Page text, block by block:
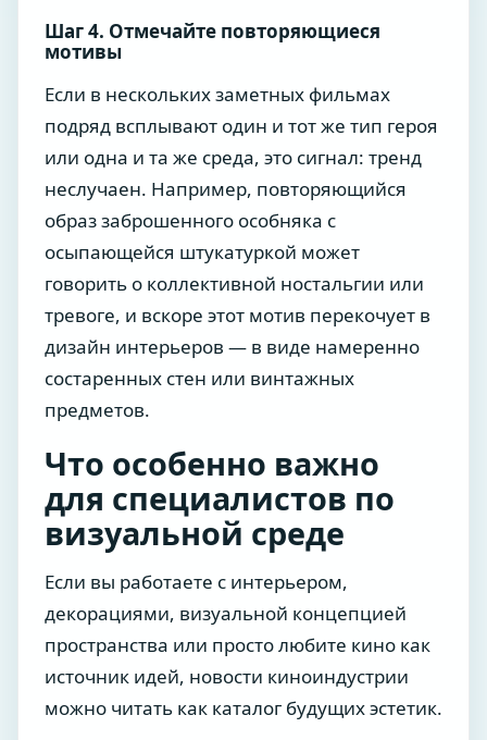
Шаг 4. Отмечайте повторяющиеся
мотивы
Если в нескольких заметных фильмах
подряд всплывают один и тот же тип героя
или одна и та же среда, это сигнал: тренд
неслучаен. Например, повторяющийся
образ заброшенного особняка с
осыпающейся штукатуркой может
говорить о коллективной ностальгии или
тревоге, и вскоре этот мотив перекочует в
дизайн интерьеров — в виде намеренно
состаренных стен или винтажных
предметов.
Что особенно важно
для специалистов по
визуальной среде
Если вы работаете с интерьером,
декорациями, визуальной концепцией
пространства или просто любите кино как
источник идей, новости киноиндустрии
можно читать как каталог будущих эстетик.